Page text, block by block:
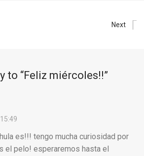
Next
to “Feliz miércoles!!”
es!!! tengo mucha curiosidad por
el pelo! esperaremos hasta el